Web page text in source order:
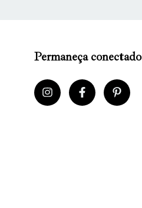
Permaneça conectado